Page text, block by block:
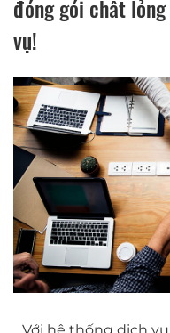
đóng gói chất
vụ!
Với hệ thống dịch